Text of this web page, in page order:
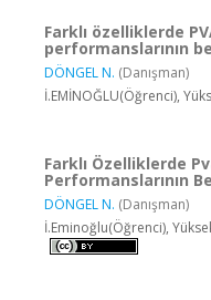
Farklı özelliklerde
performanslarının
DÖNGEL N. (Danışman)
İ.EMİNOĞLU(Öğrenci),
Farklı Özelliklerde
Performanslarının
DÖNGEL N. (Danışman)
İ.Eminoğlu(Öğrenci),